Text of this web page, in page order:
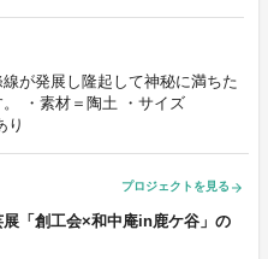
が発展し隆起して神秘に満ちた
・素材＝陶土 ・サイズ
り
プロジェクトを見る arrow_forward
「創工会×和中庵in鹿ケ谷」の